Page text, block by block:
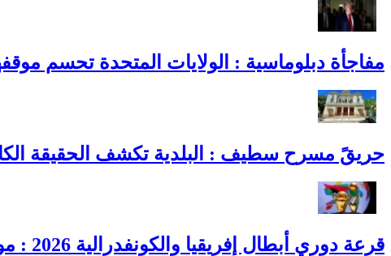
مفاجأة دبلوماسية : الولايات المتحدة تحسم
حريقً مسرح سطيف : البلدية تكشف الحقيقة
قرعة دوري أبطال إفريقيا والكونفدرالية 2026 : مواجهات الأندية الجزائرية رسميًا